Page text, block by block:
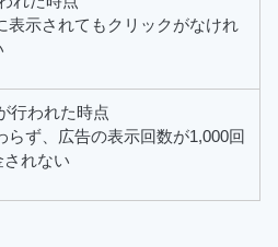
示されてもクリックがなけれ
行われた時点
ず、広告の表示回数が1,000回
れない